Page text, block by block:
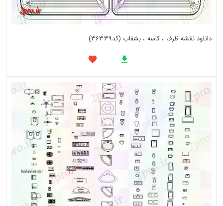
دانلود نقشه ظرف ، کاسه ، بشقاب (کد36339)